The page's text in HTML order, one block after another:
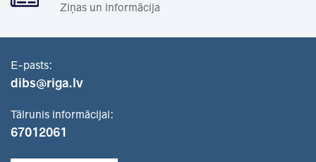
Ziņas un informācija
E-pasts:
dibs@riga.lv
Tālrunis informācijai:
67012061